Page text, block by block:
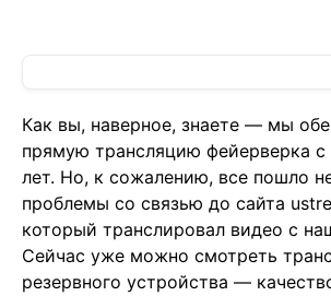
Как вы, наверное, знаете — мы
прямую трансляцию фейерверка
лет. Но, к сожалению, все пошло
проблемы со связью до сайта
который транслировал видео с
Сейчас уже можно смотреть
резервного устройства —